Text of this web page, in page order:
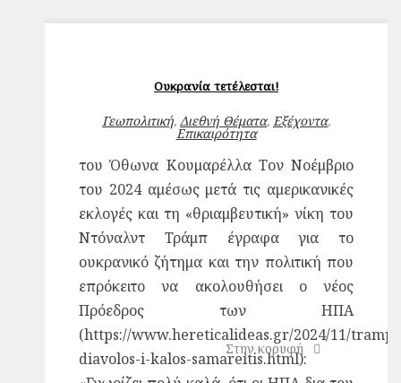
Ουκρανία τετέλεσται!
Γεωπολιτική, Διεθνή Θέματα, Εξέχοντα,
Επικαιρότητα
του Όθωνα Κουμαρέλλα Τον Νοέμβριο
του 2024 αμέσως μετά τις αμερικανικές
εκλογές και τη «θριαμβευτική» νίκη του
Ντόναλντ Τράμπ έγραφα για το
ουκρανικό ζήτημα και την πολιτική που
επρόκειτο να ακολουθήσει ο νέος
Πρόεδρος των ΗΠΑ
(https://www.hereticalideas.gr/2024/11/tramp-
diavolos-i-kalos-samareitis.html):
Στην κορυφή